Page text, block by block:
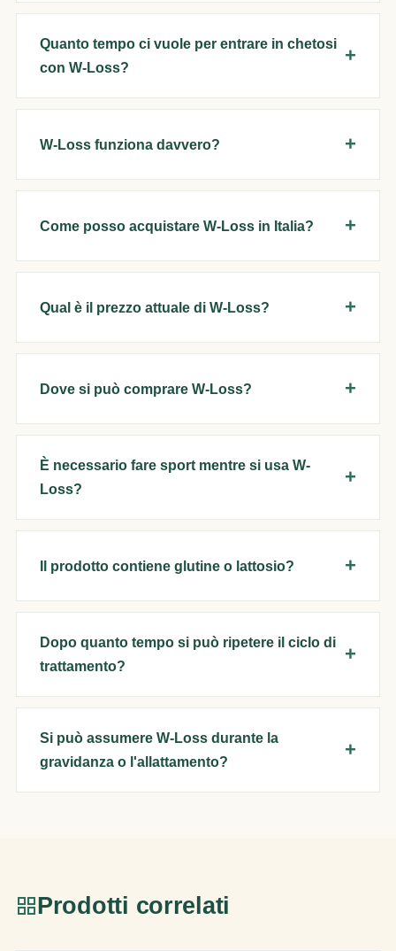
Quanto tempo ci vuole per entrare in chetosi
con W-Loss?
W-Loss funziona davvero?
Come posso acquistare W-Loss in Italia?
Qual è il prezzo attuale di W-Loss?
Dove si può comprare W-Loss?
È necessario fare sport mentre si usa W-
Loss?
Il prodotto contiene glutine o lattosio?
Dopo quanto tempo si può ripetere il ciclo di
trattamento?
Si può assumere W-Loss durante la
gravidanza o l'allattamento?
Prodotti correlati